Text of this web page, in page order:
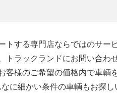
する専門店ならではのサー
ラックランドにお問い合わ
客様のご希望の価格内で車輌
に細かい条件の車輌もお探し